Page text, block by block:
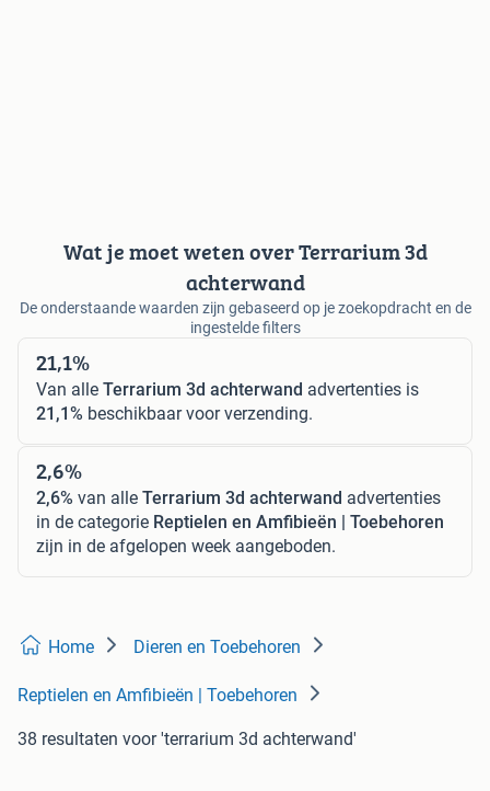
Wat je moet weten over Terrarium 3d
achterwand
De onderstaande waarden zijn gebaseerd op je zoekopdracht en de
ingestelde filters
21,1%
Van alle Terrarium 3d achterwand advertenties is
21,1% beschikbaar voor verzending.
2,6%
2,6% van alle Terrarium 3d achterwand advertenties
in de categorie Reptielen en Amfibieën | Toebehoren
zijn in de afgelopen week aangeboden.
Home Dieren en Toebehoren
Reptielen en Amfibieën | Toebehoren
38 resultaten voor 'terrarium 3d achterwand'